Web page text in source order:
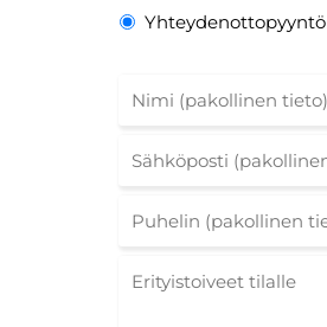
Yhteydenottopyyntö